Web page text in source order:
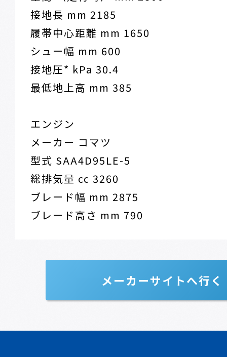
接地長 mm 2185
履帯中心距離 mm 1650
シュー幅 mm 600
接地圧* kPa 30.4
最低地上高 mm 385
エンジン
メーカー コマツ
型式 SAA4D95LE-5
総排気量 cc 3260
ブレード幅 mm 2875
ブレード高さ mm 790
メーカーサイトへ行く